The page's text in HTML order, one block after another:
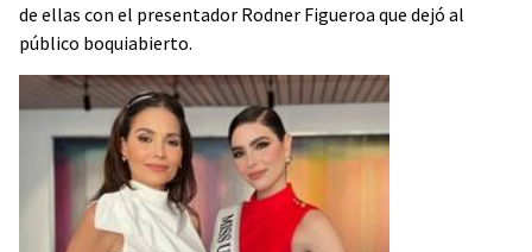
de ellas con el presentador Rodner Figueroa que dejó al
público boquiabierto.